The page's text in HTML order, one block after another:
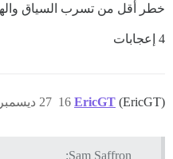
خطر أقل من تسرب السياق
4 إعجابات
EricGT (EricGT) 27 ديسمبر 2023، 12:00ص 16
Sam Saffron: